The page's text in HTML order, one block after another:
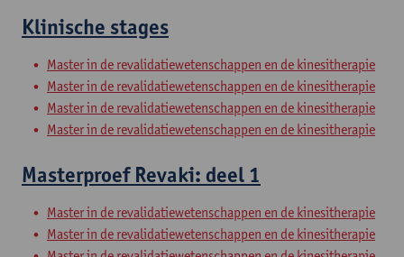
Klinische stages
Master in de revalidatiewetenschappen en de kinesitherapie
Master in de revalidatiewetenschappen en de kinesitherapie
Master in de revalidatiewetenschappen en de kinesitherapie
Master in de revalidatiewetenschappen en de kinesitherapie
Masterproef Revaki: deel 1
Master in de revalidatiewetenschappen en de kinesitherapie
Master in de revalidatiewetenschappen en de kinesitherapie